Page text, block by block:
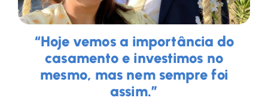
“Hoje vemos a importância do
casamento e investimos no
mesmo, mas nem sempre foi
assim.”